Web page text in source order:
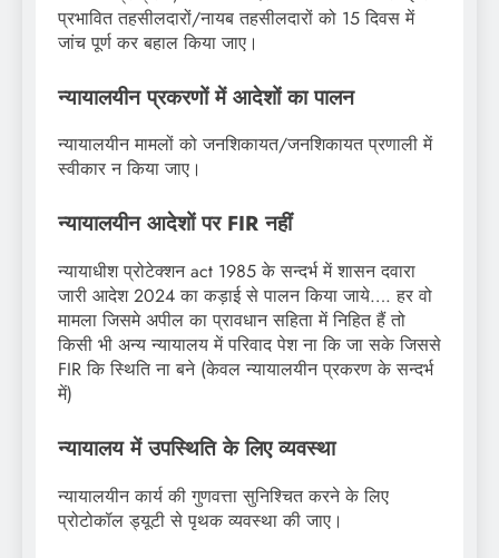
प्रभावित तहसीलदारों/नायब तहसीलदारों को 15 दिवस में
जांच पूर्ण कर बहाल किया जाए।
न्यायालयीन प्रकरणों में आदेशों का पालन
न्यायालयीन मामलों को जनशिकायत/जनशिकायत प्रणाली में
स्वीकार न किया जाए।
न्यायालयीन आदेशों पर FIR नहीं
न्यायाधीश प्रोटेक्शन act 1985 के सन्दर्भ में शासन दवारा
जारी आदेश 2024 का कड़ाई से पालन किया जाये…. हर वो
मामला जिसमे अपील का प्रावधान सहिता में निहित हैं तो
किसी भी अन्य न्यायालय में परिवाद पेश ना कि जा सके जिससे
FIR कि स्थिति ना बने (केवल न्यायालयीन प्रकरण के सन्दर्भ
में)
न्यायालय में उपस्थिति के लिए व्यवस्था
न्यायालयीन कार्य की गुणवत्ता सुनिश्चित करने के लिए
प्रोटोकॉल ड्यूटी से पृथक व्यवस्था की जाए।